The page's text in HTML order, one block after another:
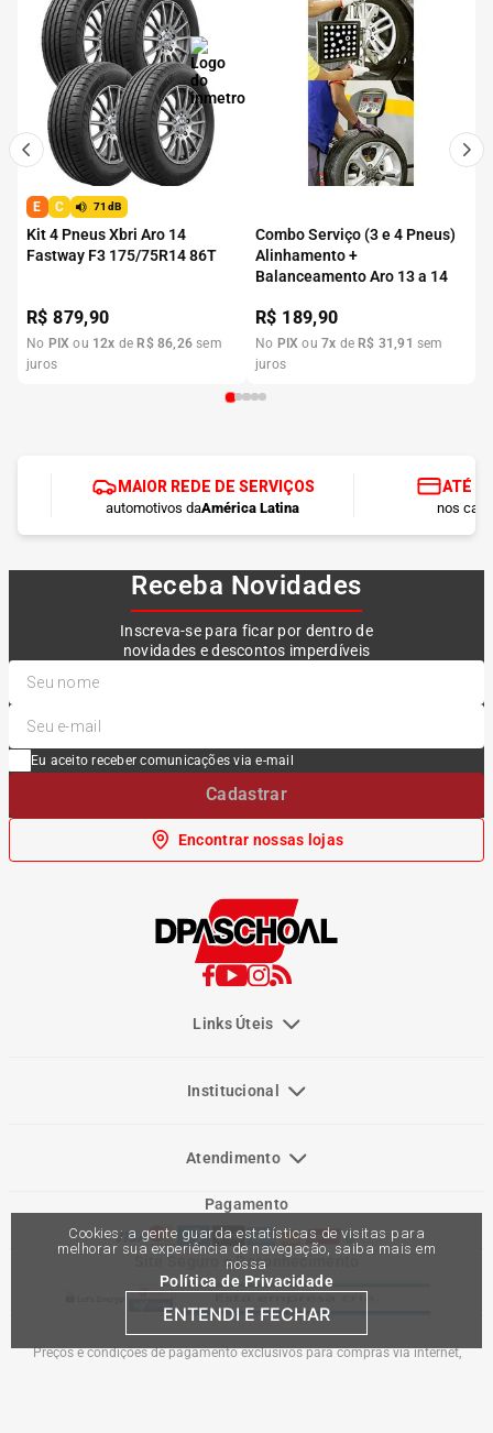
Cookies: a gente guarda estatísticas de visitas para
melhorar sua experiência de navegação, saiba mais em
nossa
Política de Privacidade
ENTENDI E FECHAR
E C 71dB
Kit 4 Pneus Xbri Aro 14
Fastway F3 175/75R14 86T
R$879,90
No PIX ou 12x de R$ 86,26 sem
juros
Combo Serviço (3 e 4 Pneus)
Alinhamento +
Balanceamento Aro 13 a 14
R$ 189,90
No PIX ou7x de R$ 31 ,91 sem
juros
MAIOR REDE DE SERVIÇOS
automotivos daAmérica Latina
ATÉ
nos
Receba Novidades
Inscreva-se para ficar por dentro de
novidades e descontos imperdíveis
Eu aceito receber comunicações via e-mail
Cadastrar
Encontrar nossas lojas
Links Úteis
Institucional
Atendimento
Pagamento
Site Seguro e Reconhecimento
Preços e condições de pagamento exclusivos para compras via internet,